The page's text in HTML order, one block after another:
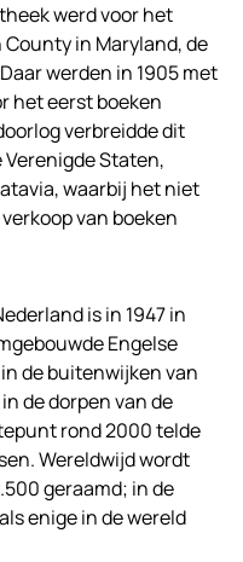
werd voor het
in Maryland, de
werden in 1905 met
het eerst boeken
verbreidde dit
Staten,
waarbij het niet
van boeken
is in 1947 in
Engelse
de buitenwijken van
de dorpen van de
rond 2000 telde
Wereldwijd wordt
geraamd; in de
enige in de wereld